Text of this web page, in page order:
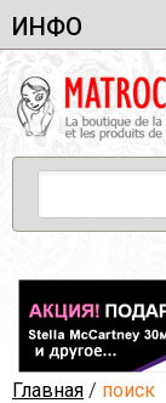
ИНФО
Главная / поиск